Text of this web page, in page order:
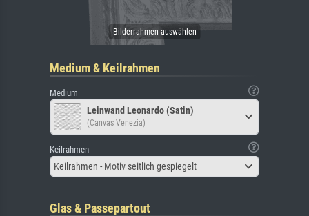
Medium & Keilrahmen
Medium
Leinwand Leonardo (Satin)
(Canvas Venezia)
Keilrahmen
Keilrahmen - Motiv seitlich gespiegelt
Glas & Passepartout